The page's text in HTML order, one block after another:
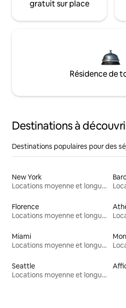
gratuit sur place
Résidence de
Destinations à
Destinations populaires pour des
New York
Locations moyenne et longue durée
Florence
Locations moyenne et longue durée
Miami
Locations moyenne et longue durée
Seattle
Locations moyenne et longue durée